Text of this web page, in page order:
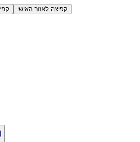
קפיצה לאזור האישי